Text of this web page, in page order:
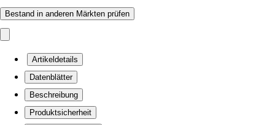
Bestand in anderen Märkten prüfen
Artikeldetails
Datenblätter
Beschreibung
Produktsicherheit